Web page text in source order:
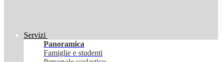
Servizi
Panoramica
Famiglie e studenti